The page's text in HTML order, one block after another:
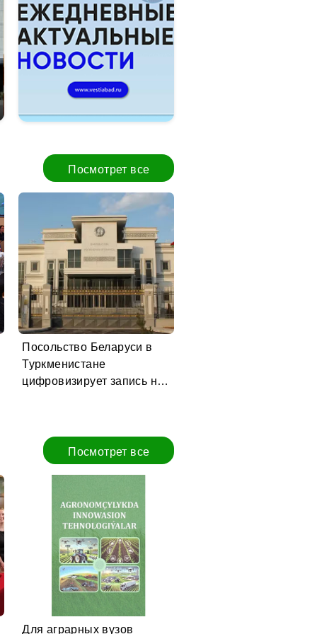
Школьницы Туркменистана
Посмотрет все
Посольство Беларуси в
Туркменистане
цифровизирует запись на
Посмотрет все
Для аграрных вузов